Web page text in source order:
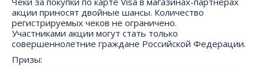
акции приносят двойные шансы. Количество
регистрируемых чеков не ограничено.
Участниками акции могут стать только
совершеннолетние граждане Российской Федерации.
Призы: